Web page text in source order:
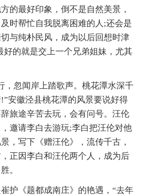
的最好印象，倒不是自然美景，
时帮忙自我脱离困难的人;还会是
与纯朴民风，成为以后回想时津
好的就是交上一个兄弟姐妹，尤其
忽闻岸上踏歌声。桃花潭水深千
安徽泾县桃花潭的风景要说好得
旅途辛苦去玩，会有问号。汪伦
邀请李白去游玩;李白把汪伦对他
，写下《赠汪伦》，流传千古，
正因李白和汪伦两个人，成为后
。
《题都成南庄》的艳遇，“去年